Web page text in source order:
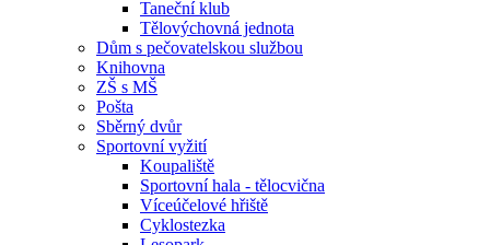
Taneční klub
Tělovýchovná jednota
Dům s pečovatelskou službou
Knihovna
ZŠ s MŠ
Pošta
Sběrný dvůr
Sportovní vyžití
Koupaliště
Sportovní hala - tělocvična
Víceúčelové hřiště
Cyklostezka